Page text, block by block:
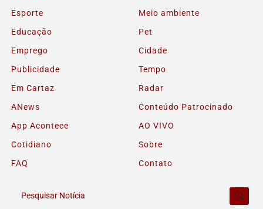
Esporte
Meio ambiente
Educação
Pet
Emprego
Cidade
Publicidade
Tempo
Em Cartaz
Radar
ANews
Conteúdo Patrocinado
App Acontece
AO VIVO
Cotidiano
Sobre
FAQ
Contato
Pesquisar Notícia